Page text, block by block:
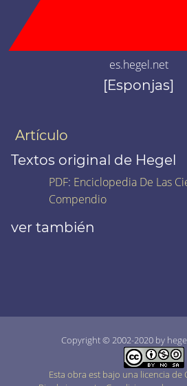
es.hegel.net
[Esponjas]
Artículo
Textos original de Hegel
PDF: Enciclopedia De Las
Compendio
ver también
Copyright © 2002-2020 by
Esta obra est bajo una licencia de